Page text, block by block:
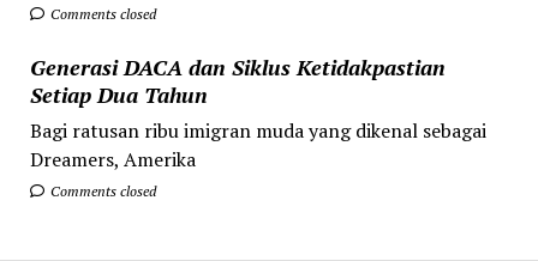
Comments closed
Generasi DACA dan Siklus Ketidakpastian
Setiap Dua Tahun
Bagi ratusan ribu imigran muda yang dikenal sebagai
Dreamers, Amerika
Comments closed